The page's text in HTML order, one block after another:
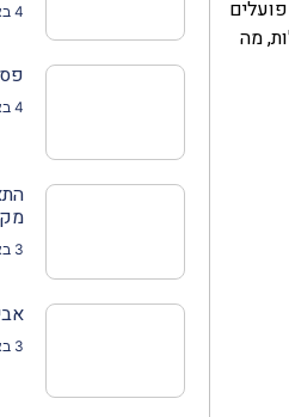
מזוג אוויר הנוח בחודשי הקיץ בדנמרק מגיע בממוצע ל- 20 מעלות, מה
4 באוגוסט 2026
4 באוגוסט 2026
3 באוגוסט 2026
3 באוגוסט 2026